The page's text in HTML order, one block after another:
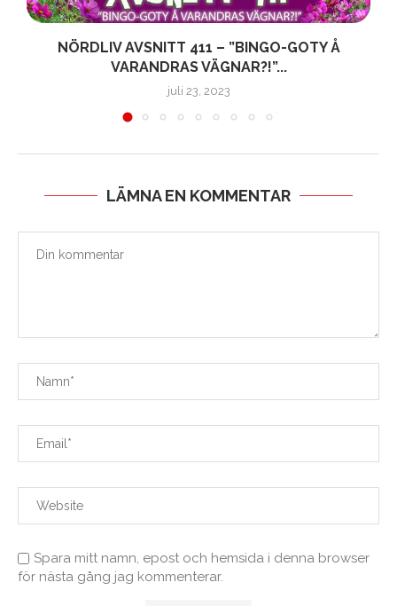
NÖRDLIV AVSNITT 411 – ”BINGO-GOTY Å
VARANDRAS VÄGNAR?!”...
juli 23, 2023
LÄMNA EN KOMMENTAR
Spara mitt namn, epost och hemsida i denna browser
för nästa gång jag kommenterar.